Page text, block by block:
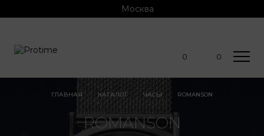
Москва
0 0
ГЛАВНАЯ КАТАЛОГ ЧАСЫ ROMANSON
ROMANSON